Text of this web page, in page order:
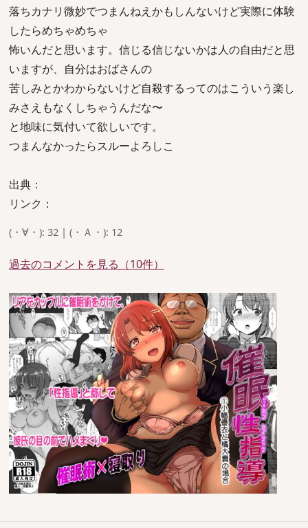
落ちカナリ微妙でつまんねえかもしんないけど実際に体験
したらめちゃめちゃ
怖いんだと思います。信じる信じないかは人の自由だと思
いますが、自分はおばさんの
苦しみとかわからないけど自殺するってのはこういう楽し
みさえもなくしちゃうんだな〜
と地味に気付いて欲しいです。
つまんなかったらスルーよろしこ
出典：
リンク：
(・∀・): 32 | (・Ａ・): 12
過去のコメントを見る（10件）